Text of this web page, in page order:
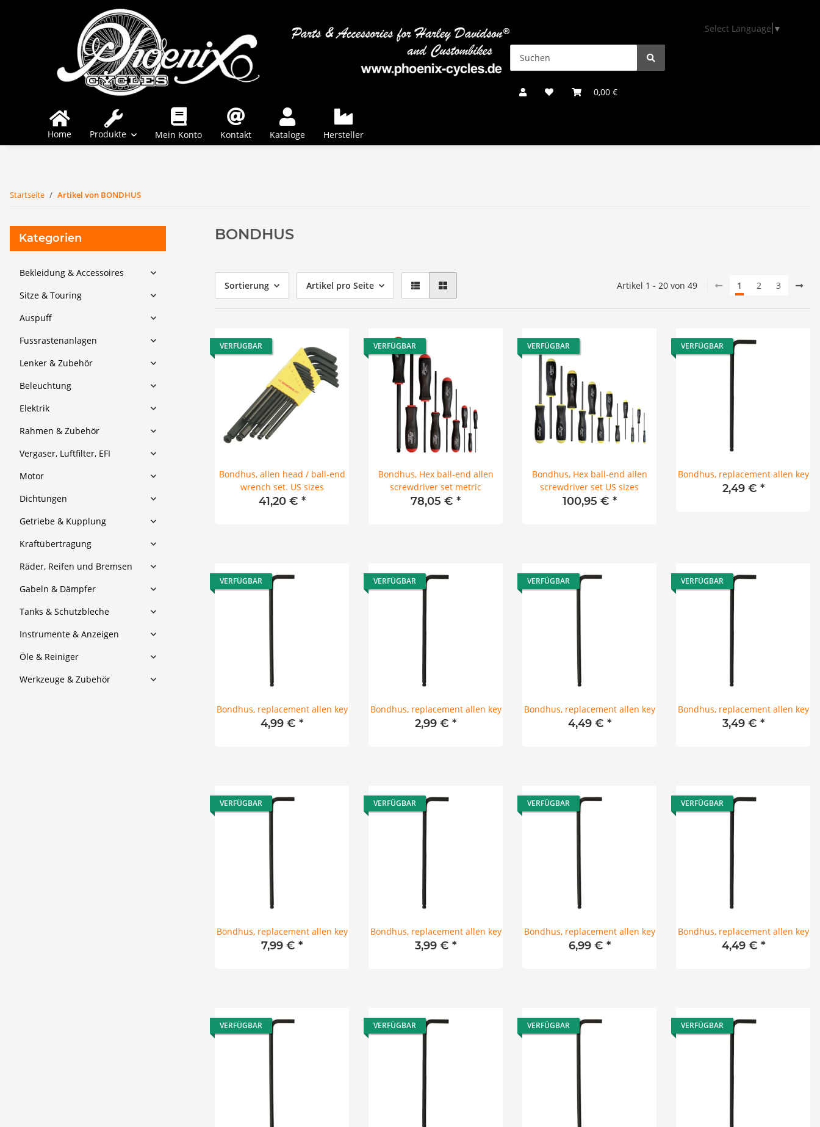
Select Language ▼
0,00 €
Home Produkte Mein Konto Kontakt Kataloge Hersteller
Startseite Artikel von BONDHUS
BONDHUS
Sortierung Artikel pro Seite Artikel 1 - 20 von 49 1 2 3
VERFÜGBAR
Bondhus, allen head / ball-end
wrench set. US sizes
41,20 € *
VERFÜGBAR
Bondhus, Hex ball-end allen
screwdriver set metric
78,05 € *
VERFÜGBAR
Bondhus, Hex ball-end allen
screwdriver set US sizes
100,95 € *
VERFÜGBAR
Bondhus, replacement allen key
2,49 € *
VERFÜGBAR
Bondhus, replacement allen key
4,99 € *
VERFÜGBAR
Bondhus, replacement allen key
2,99 € *
VERFÜGBAR
Bondhus, replacement allen key
4,49 € *
VERFÜGBAR
Bondhus, replacement allen key
3,49 € *
VERFÜGBAR
Bondhus, replacement allen key
7,99 € *
VERFÜGBAR
Bondhus, replacement allen key
3,99 € *
VERFÜGBAR
Bondhus, replacement allen key
6,99 € *
VERFÜGBAR
Bondhus, replacement allen key
4,49 € *
VERFÜGBAR VERFÜGBAR VERFÜGBAR VERFÜGBAR
Kategorien
Bekleidung & Accessoires
Sitze & Touring
Auspuff
Fussrastenanlagen
Lenker & Zubehör
Beleuchtung
Elektrik
Rahmen & Zubehör
Vergaser, Luftfilter, EFI
Motor
Dichtungen
Getriebe & Kupplung
Kraftübertragung
Räder, Reifen und Bremsen
Gabeln & Dämpfer
Tanks & Schutzbleche
Instrumente & Anzeigen
Öle & Reiniger
Werkzeuge & Zubehör